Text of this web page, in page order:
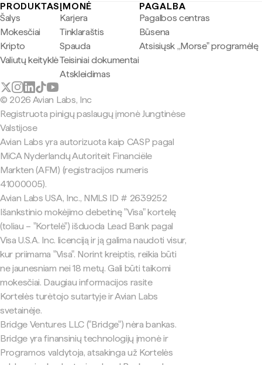
PRODUKTAS
Šalys
Mokesčiai
Kripto
Valiutų keityklė
ĮMONĖ
Karjera
Tinklaraštis
Spauda
Teisiniai dokumentai
Atskleidimas
PAGALBA
Pagalbos centras
Būsena
Atsisiųsk „Morse" programėlę
© 2026 Avian Labs, Inc
Registruota pinigų paslaugų įmonė Jungtinėse
Valstijose
Avian Labs yra autorizuota kaip CASP pagal
MiCA Nyderlandų Autoriteit Financiële
Markten (AFM) (registracijos numeris
41000005).
Avian Labs USA, Inc., NMLS ID # 2639252
Išankstinio mokėjimo debetinę "Visa" kortelę
(toliau – "Kortelė") išduoda Lead Bank pagal
Visa U.S.A. Inc. licenciją ir ją galima naudoti visur,
kur priimama "Visa". Norint kreiptis, reikia būti
ne jaunesniam nei 18 metų. Gali būti taikomi
mokesčiai. Daugiau informacijos rasite
Kortelės turėtojo sutartyje ir Avian Labs
svetainėje.
Bridge Ventures LLC ("Bridge") nėra bankas.
Bridge yra finansinių technologijų įmonė ir
Programos valdytoja, atsakinga už Kortelės